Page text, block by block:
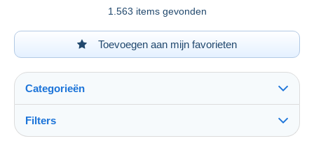
1.563 items gevonden
Toevoegen aan mijn favorieten
Categorieën
Filters